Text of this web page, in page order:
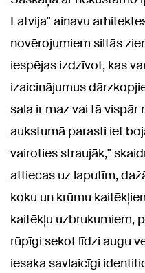
Latvija" ainavu
novērojumiem siltās
iespējas izdzīvot, kas
izaicinājumus
sala ir maz vai tā vispār
aukstumā parasti iet
vairoties straujāk,"
attiecas uz laputīm,
koku un krūmu
kaitēkļu uzbrukumiem,
rūpīgi sekot līdzi augu
iesaka savlaicīgi